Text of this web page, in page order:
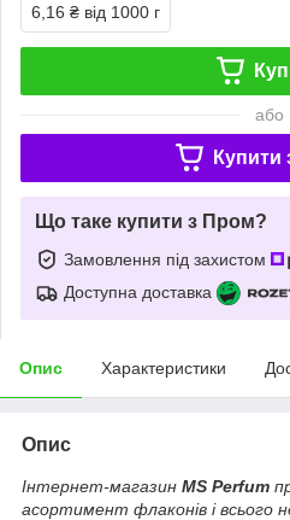
6,16 ₴ від 1000 г
або
Купити
Що таке купити з Пром?
Замовлення під захистом
Доступна доставка
Опис Характеристики
Опис
Інтернет-магазин MS Perfum
асортимент флаконів і всього